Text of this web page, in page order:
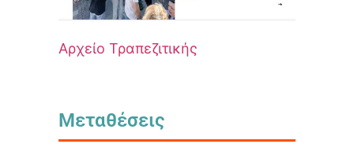
Αρχείο Τραπεζιτικής
Μεταθέσεις